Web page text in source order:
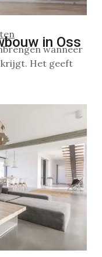
in Oss
wanneer
krijgt. Het geeft